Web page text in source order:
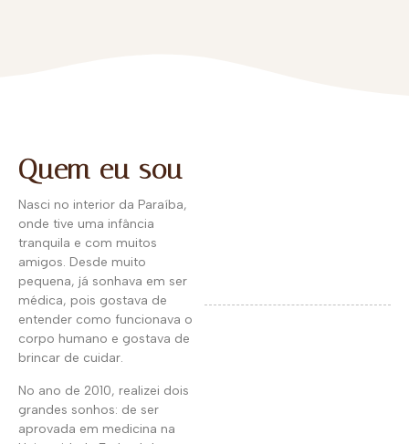
Quem eu sou
Nasci no interior da Paraíba,
onde tive uma infância
tranquila e com muitos
amigos. Desde muito
pequena, já sonhava em ser
médica, pois gostava de
entender como funcionava o
corpo humano e gostava de
brincar de cuidar.
No ano de 2010, realizei dois
grandes sonhos: de ser
aprovada em medicina na